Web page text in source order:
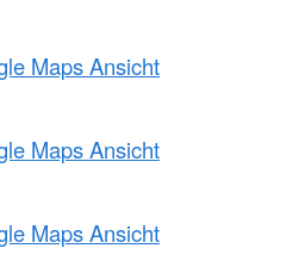
Maps Ansicht
Maps Ansicht
Maps Ansicht